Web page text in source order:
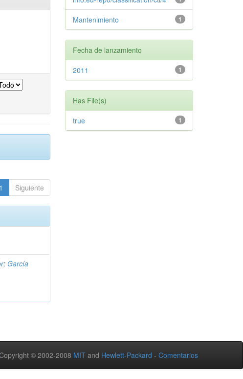
1 Siguiente
; García
1
Mantenimiento
Fecha de lanzamiento
1
2011
Has File(s)
1
true
© 2002-2008 MIT and Hewlett-Packard - Comentarios